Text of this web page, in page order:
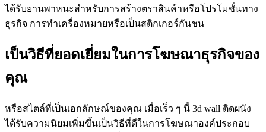
ได้รับยานพาหนะสำหรับการสร้างตราสินค้าหรือโปรโมชั่นทาง
ธุรกิจ การทำเครื่องหมายหรือเป็นสติกเกอร์กันชน
เป็นวิธีที่ยอดเยี่ยมในการโฆษณาธุรกิจของ
คุณ
หรือสไตล์ที่เป็นเอกลักษณ์ของคุณ เมื่อเร็ว ๆ นี้ 3d wall ติดผนัง
ได้รับความนิยมเพิ่มขึ้นเป็นวิธีที่ดีในการโฆษณาองค์ประกอบ